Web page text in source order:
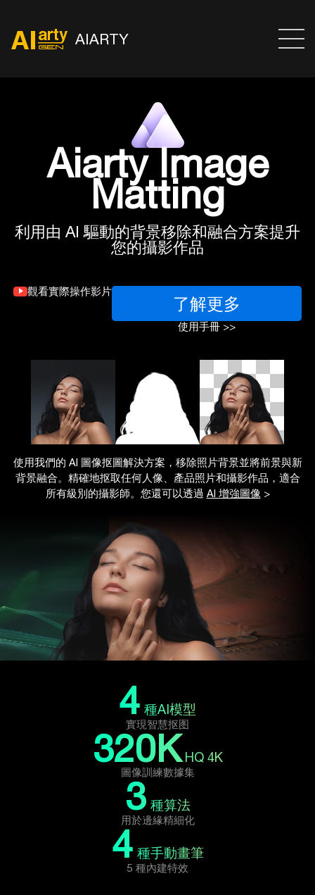
AIARTY
Aiarty Image
Matting
利用由 AI 驅動的背景移除和融合方案提升
您的攝影作品
觀看實際操作影片
了解更多
使用手冊 >>
使用我們的 AI 圖像抠圖解決方案，移除照片背景並將前景與新
背景融合。精確地抠取任何人像、產品照片和攝影作品，適合
所有級別的攝影師。您還可以透過 AI 增強圖像 >
4 種AI模型
實現智慧抠图
320K HQ 4K
圖像訓練數據集
3 種算法
用於邊緣精細化
4 種手動畫筆
5 種內建特效